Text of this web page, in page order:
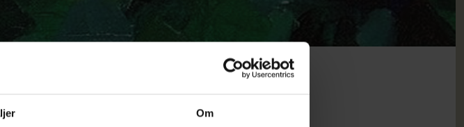
Om